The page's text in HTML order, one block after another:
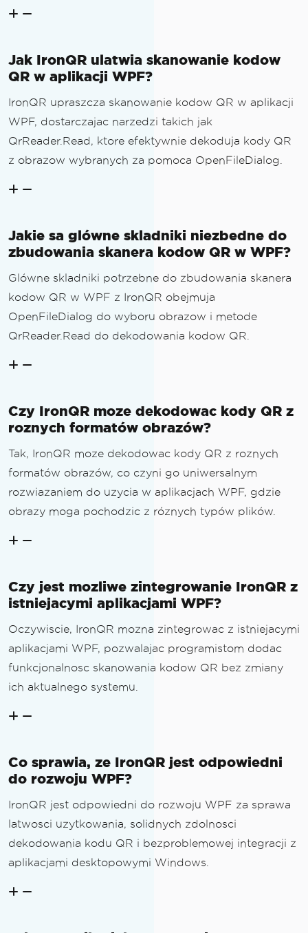
Jak IronQR ulatwia skanowanie kodow
QR w aplikacji WPF?
IronQR upraszcza skanowanie kodow QR w aplikacji
WPF, dostarczajac narzedzi takich jak
QrReader.Read, ktore efektywnie dekoduja kody QR
z obrazow wybranych za pomoca OpenFileDialog.
Jakie sa glówne skladniki niezbedne do
zbudowania skanera kodow QR w WPF?
Glówne skladniki potrzebne do zbudowania skanera
kodow QR w WPF z IronQR obejmuja
OpenFileDialog do wyboru obrazow i metode
QrReader.Read do dekodowania kodow QR.
Czy IronQR moze dekodowac kody QR z
roznych formatów obrazów?
Tak, IronQR moze dekodowac kody QR z roznych
formatów obrazów, co czyni go uniwersalnym
rozwiazaniem do uzycia w aplikacjach WPF, gdzie
obrazy moga pochodzic z róznych typów plików.
Czy jest mozliwe zintegrowanie IronQR z
istniejacymi aplikacjami WPF?
Oczywiscie, IronQR mozna zintegrowac z istniejacymi
aplikacjami WPF, pozwalajac programistom dodac
funkcjonalnosc skanowania kodow QR bez zmiany
ich aktualnego systemu.
Co sprawia, ze IronQR jest odpowiedni
do rozwoju WPF?
IronQR jest odpowiedni do rozwoju WPF za sprawa
latwosci uzytkowania, solidnych zdolnosci
dekodowania kodu QR i bezproblemowej integracji z
aplikacjami desktopowymi Windows.